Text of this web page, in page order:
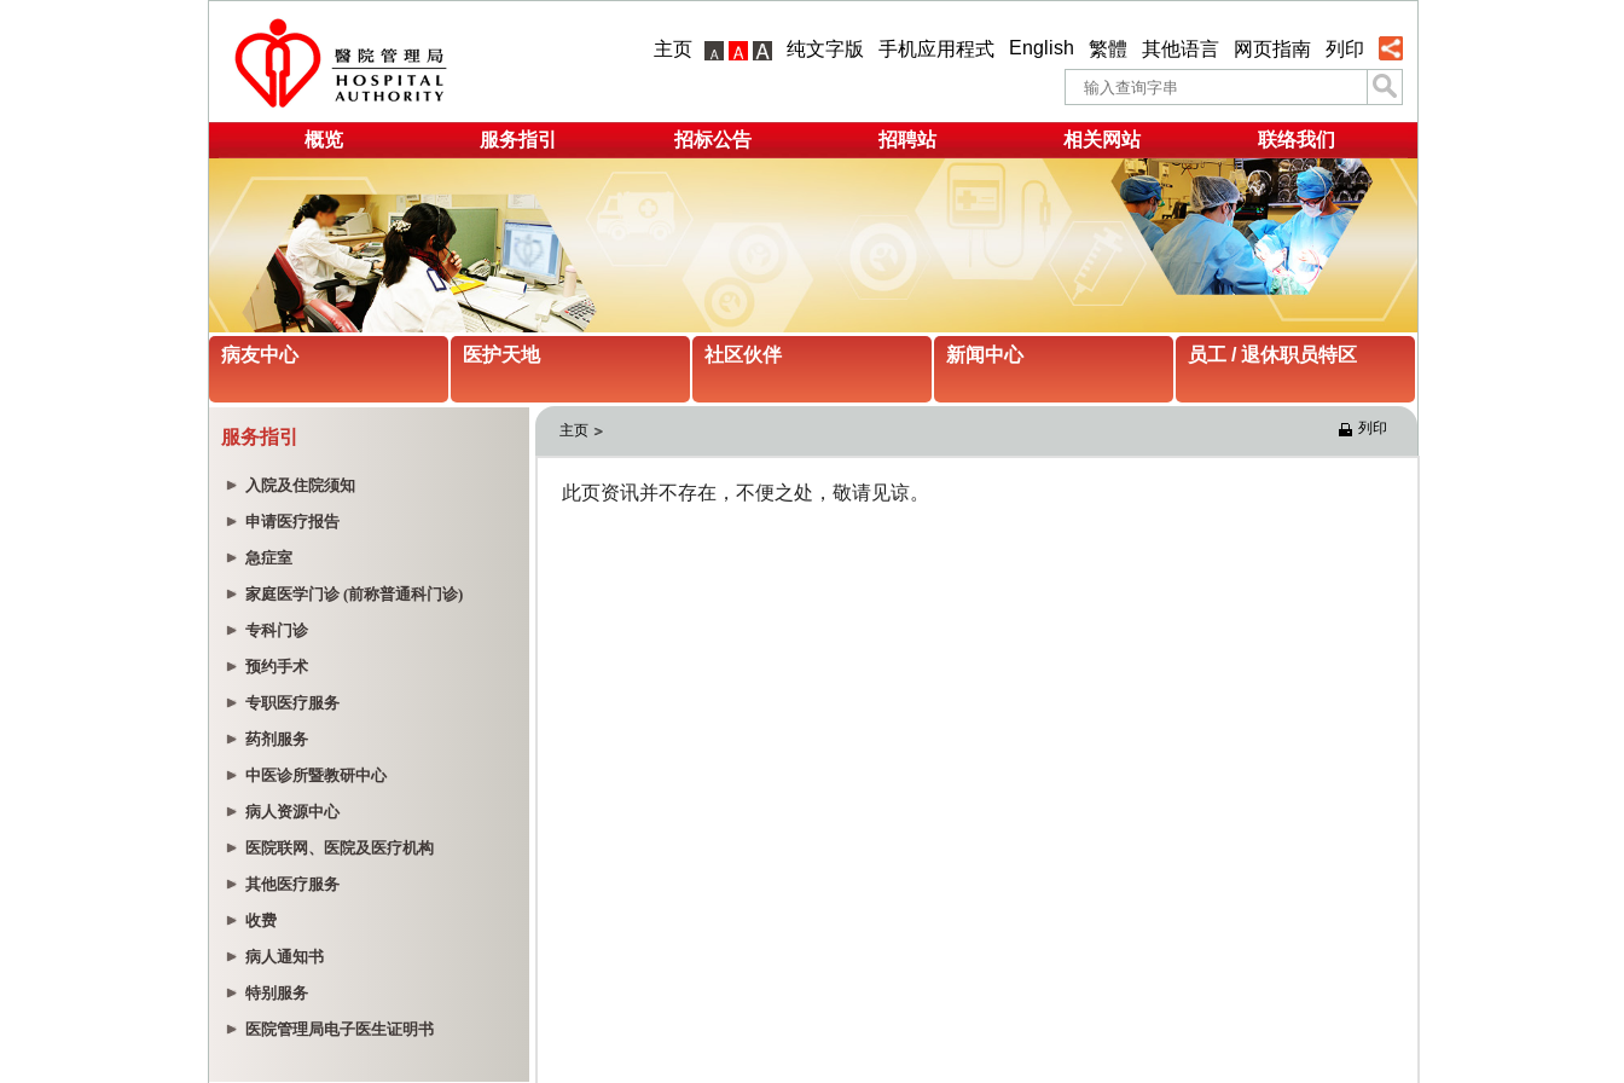
主页 纯文字版 手机应用程式 English 繁體 其他语言 网页指南 列印
概览 服务指引 招标公告 招聘站 相关网站 联络我们
病友中心 医护天地 社区伙伴 新闻中心 员工 / 退休职员特区
服务指引
入院及住院须知
申请医疗报告
急症室
家庭医学门诊 (前称普通科门诊)
专科门诊
预约手术
专职医疗服务
药剂服务
中医诊所暨教研中心
病人资源中心
医院联网、医院及医疗机构
其他医疗服务
收费
病人通知书
特别服务
医院管理局电子医生证明书
主页 列印